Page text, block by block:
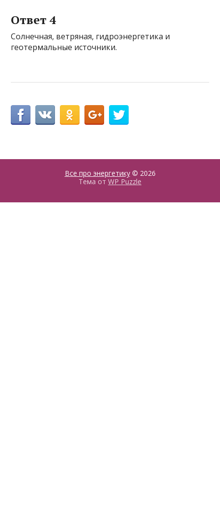
Ответ 4
Солнечная, ветряная, гидроэнергетика и
геотермальные источники.
Все про энергетику© 2026
Тема от WP Puzzle